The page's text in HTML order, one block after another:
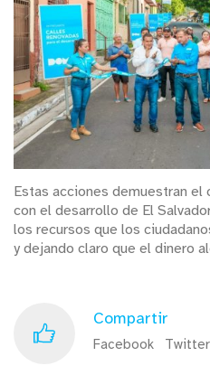
Estas acciones demuestran
con el desarrollo de El
los recursos que los
y dejando claro que el dinero
Compartir
Facebook